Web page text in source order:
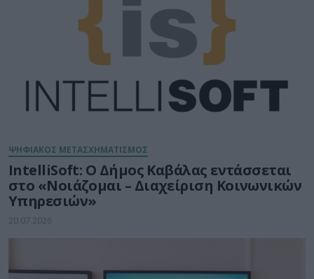
ΨΗΦΙΑΚΟΣ ΜΕΤΑΣΧΗΜΑΤΙΣΜΟΣ
IntelliSoft: Ο Δήμος Καβάλας εντάσσεται
στο «Νοιάζομαι – Διαχείριση Κοινωνικών
Υπηρεσιών»
20.07.2026